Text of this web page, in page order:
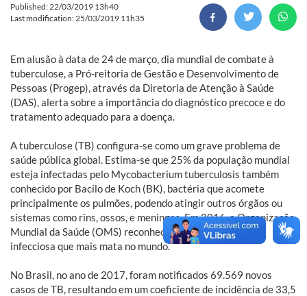
Published: 22/03/2019 13h40
Last modification: 25/03/2019 11h35
Em alusão à data de 24 de março, dia mundial de combate à
tuberculose, a Pró-reitoria de Gestão e Desenvolvimento de
Pessoas (Progep), através da Diretoria de Atenção à Saúde
(DAS), alerta sobre a importância do diagnóstico precoce e do
tratamento adequado para a doença.
A tuberculose (TB) configura-se como um grave problema de
saúde pública global. Estima-se que 25% da população mundial
esteja infectadas pelo Mycobacterium tuberculosis também
conhecido por Bacilo de Koch (BK), bactéria que acomete
principalmente os pulmões, podendo atingir outros órgãos ou
sistemas como rins, ossos, e meninges. Em 2016, a Organização
Mundial da Saúde (OMS) reconheceu a TB como a doença
infecciosa que mais mata no mundo.
No Brasil, no ano de 2017, foram notificados 69.569 novos
casos de TB, resultando em um coeficiente de incidência de 33,5